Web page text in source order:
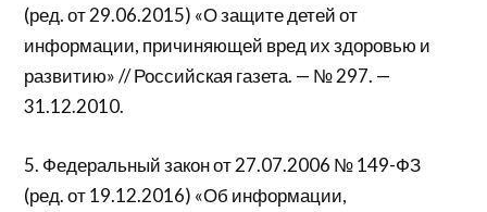
(ред. от 29.06.2015) «О защите детей от
информации, причиняющей вред их здоровью и
развитию» // Российская газета. — № 297. —
31.12.2010.
5. Федеральный закон от 27.07.2006 № 149-ФЗ
(ред. от 19.12.2016) «Об информации,